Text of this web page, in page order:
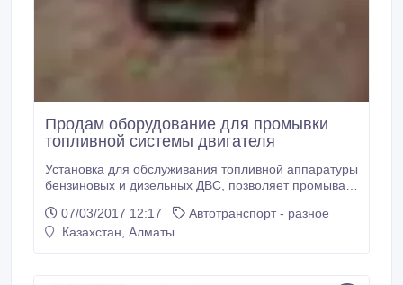
Продам оборудование для промывки
топливной системы двигателя
Установка для обслуживания топливной аппаратуры
бензиновых и дизельных ДВС, позволяет промывать
двигателей и форсунки дизельных без снятия их с
двигателя. DF-888R электрическая с питанием 12В.
07/03/2017 12:17
Автотранспорт - разное
Казахстан, Алматы